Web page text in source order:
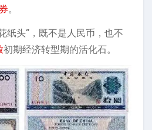
。
纸头”，既不是人民币，也不
初期经济转型期的活化石。